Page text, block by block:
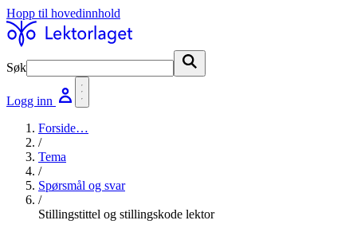
Hopp til hovedinnhold
Søk
Logg inn
Forside…
/
Tema
/
Spørsmål og svar
/
Stillingstittel og stillingskode lektor